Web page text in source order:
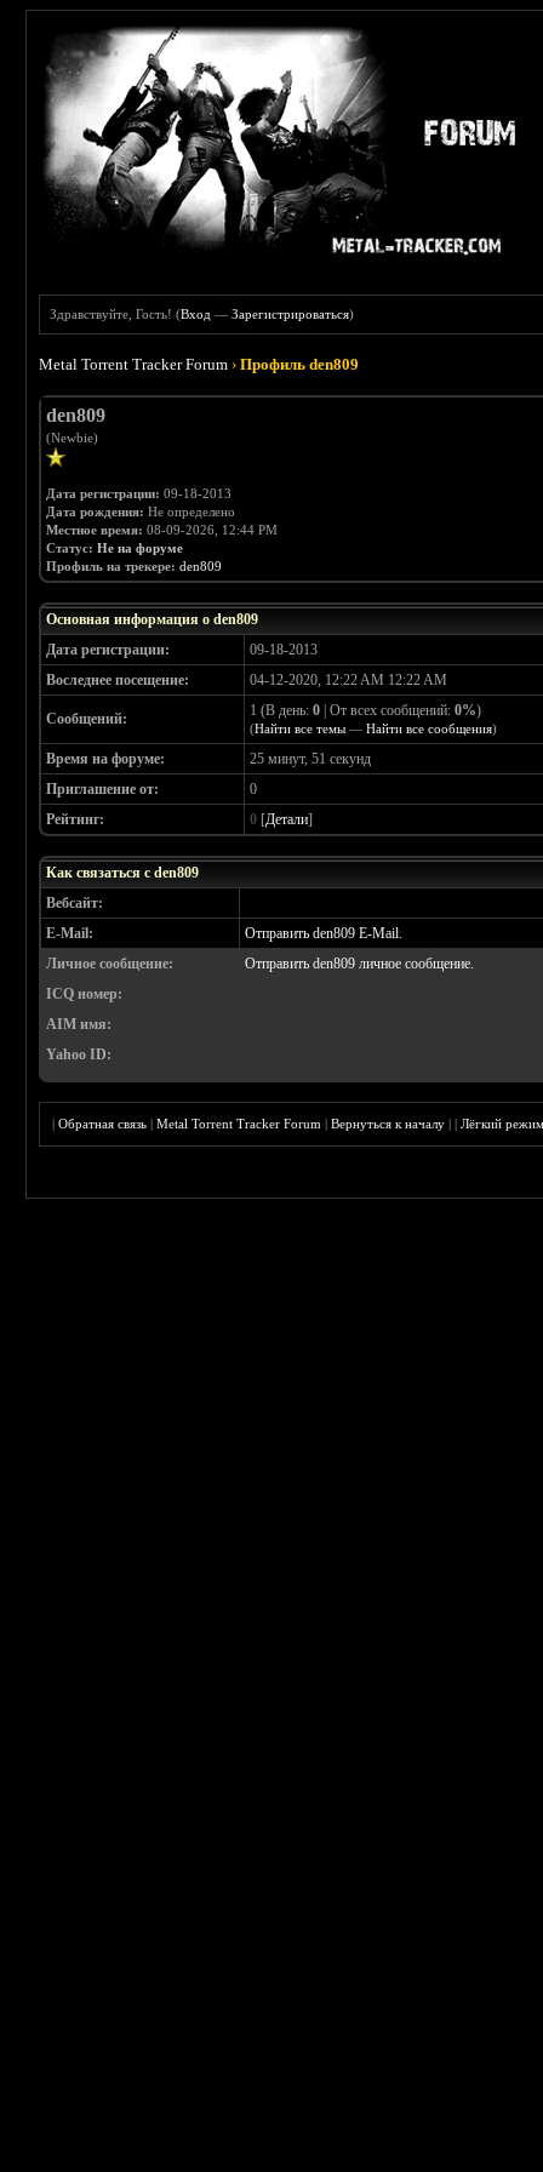
Здравствуйте, Гость! (Вход —Зарегистрироваться)
Metal Torrent Tracker Forum ›Профиль den809
den809
(Newbie)
Дата регистрации: 09-18-2013
Дата рождения: Не определено
Местное время: 08-09-2026, 12:44 PM
Статус: Не на форуме
Профиль на трекере: den809
Основная информация о den809
Дата регистрации:
09-18-2013
Воследнее посещение:
04-12-2020, 12:22 AM 12:22 AM
Сообщений: 1 (В день:0 | От всех сообщений:0%)
(Найти все темы —Найти все сообщения)
Время на форуме:
25 минут, 51 секунд
Приглашение от:
0
Рейтинг:
0 [Детали]
Как связаться с den809
Вебсайт:
E-Mail:
Отправить den809 E-Mail.
Личное сообщение:
Отправить den809 личное сообщение.
ICQ номер:
AIM имя:
Yahoo ID:
|Обратная связь |Metal Torrent Tracker Forum |Вернуться к началу ||Лёгкий